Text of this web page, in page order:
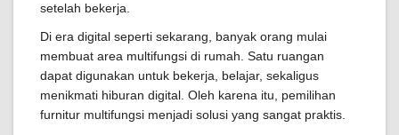
setelah bekerja.
Di era digital seperti sekarang, banyak orang mulai
membuat area multifungsi di rumah. Satu ruangan
dapat digunakan untuk bekerja, belajar, sekaligus
menikmati hiburan digital. Oleh karena itu, pemilihan
furnitur multifungsi menjadi solusi yang sangat praktis.